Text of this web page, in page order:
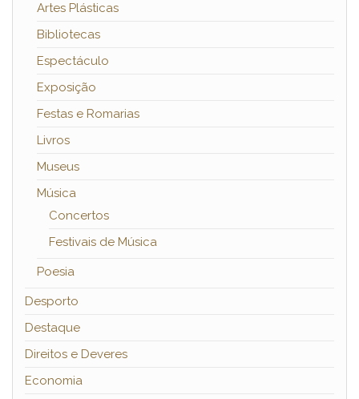
Artes Plásticas
Bibliotecas
Espectáculo
Exposição
Festas e Romarias
Livros
Museus
Música
Concertos
Festivais de Música
Poesia
Desporto
Destaque
Direitos e Deveres
Economia